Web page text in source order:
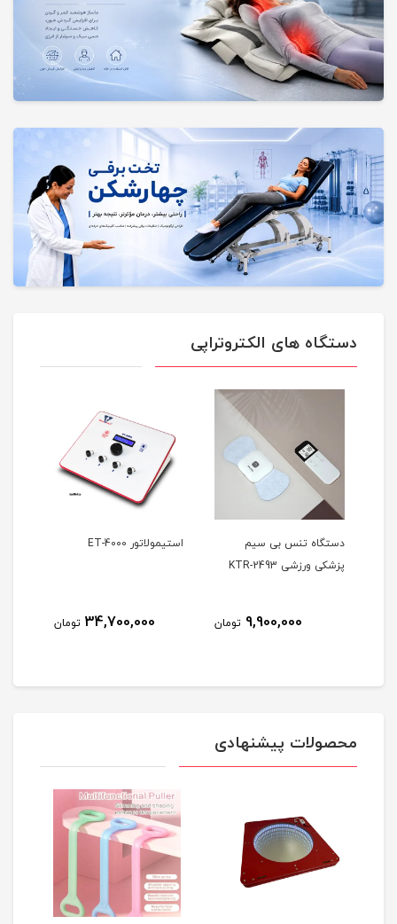
دستگاه های الکتروتراپی
دستگاه تنس بی سیم
پزشکی ورزشی KTR-2493
9,900,000 تومان
استیمولاتور ET-4000
34,700,000 تومان
محصولات پیشنهادی